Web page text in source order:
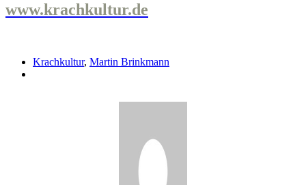
www.krachkultur.de
Krachkultur, Martin Brinkmann